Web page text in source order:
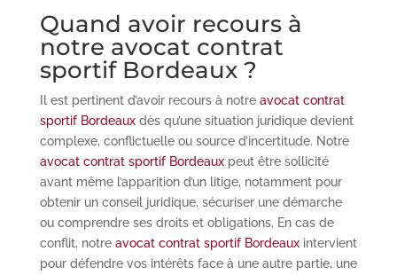
Quand avoir recours à
notre avocat contrat
sportif Bordeaux ?
Il est pertinent d’avoir recours à notre avocat contrat
sportif Bordeauxdès qu’une situation juridique devient
complexe, conflictuelle ou source d’incertitude. Notre
avocat contrat sportif Bordeauxpeut être sollicité
avant même l’apparition d’un litige, notamment pour
obtenir un conseil juridique, sécuriser une démarche
ou comprendre ses droits et obligations. En cas de
conflit, notre avocat contrat sportif Bordeauxintervient
pour défendre vos intérêts face à une autre partie, une